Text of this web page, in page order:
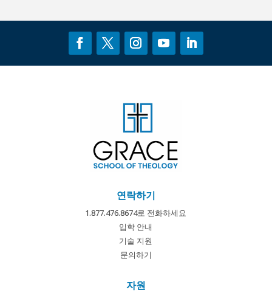
연락하기
1.877.476.8674로 전화하세요
입학 안내
기술 지원
문의하기
자원